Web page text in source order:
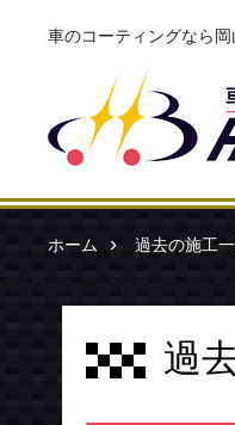
車のコーティングなら
ホーム 過去の施工
過